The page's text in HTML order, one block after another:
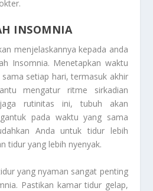
INSOMNIA
menjelaskannya kepada anda
Insomnia. Menetapkan waktu
setiap hari, termasuk akhir
mengatur ritme sirkadian
rutinitas ini, tubuh akan
pada waktu yang sama
Anda untuk tidur lebih
tidur yang lebih nyenyak.
yang nyaman sangat penting
Pastikan kamar tidur gelap,